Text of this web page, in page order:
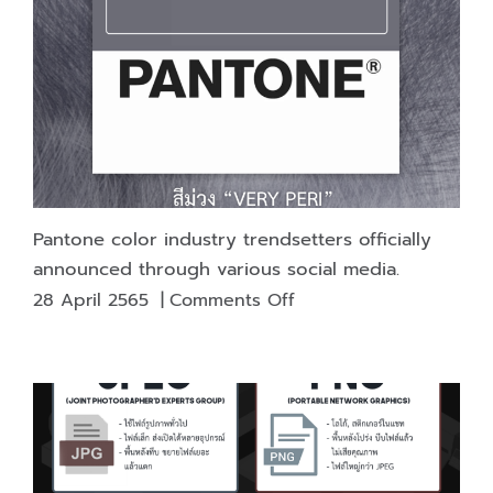
communicate
in
the
field
(Part
1)
Pantone color industry trendsetters officially
announced through various social media.
28 April 2565 Comments Offon
industry
trendsetters
officially
announced
through